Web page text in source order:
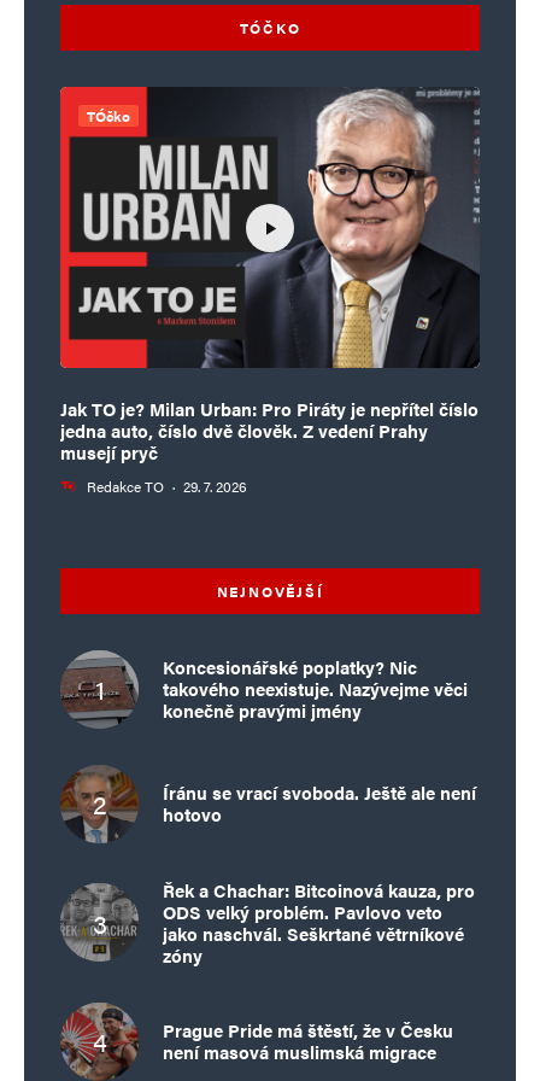
TÓČKO
TÓčko
Jak TO je? Milan Urban: Pro Piráty je nepřítel číslo
jedna auto, číslo dvě člověk. Z vedení Prahy
musejí pryč
Redakce TO · 29. 7. 2026
NEJNOVĚJŠÍ
Koncesionářské poplatky? Nic
takového neexistuje. Nazývejme věci
konečně pravými jmény
Íránu se vrací svoboda. Ještě ale není
hotovo
Řek a Chachar: Bitcoinová kauza, pro
ODS velký problém. Pavlovo veto
jako naschvál. Seškrtané větrníkové
zóny
Prague Pride má štěstí, že v Česku
není masová muslimská migrace